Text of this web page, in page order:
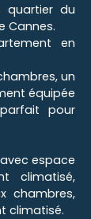
quartier du
Cannes.
en
un
équipée
pour
espace
climatisé,
chambres,
climatisé.